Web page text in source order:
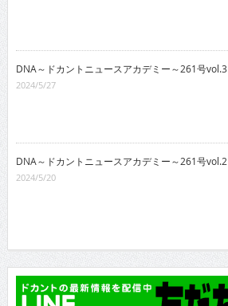
DNA～ドカントニュースアカデミー～261号vol.3
2024/5/27
DNA～ドカントニュースアカデミー～261号vol.2
2024/5/20